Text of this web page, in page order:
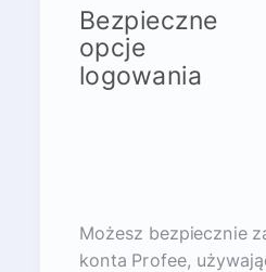
Bezpieczne
opcje
logowania
Możesz bezpiecznie
konta Profee,